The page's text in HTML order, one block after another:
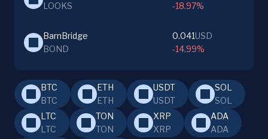
LOOKS
-18.97%
BarnBridge
BOND
0.041USD
-14.99%
BTC
BTC
ETH
ETH
USDT
USDT
SOL
SOL
LTC
LTC
TON
TON
XRP
XRP
ADA
ADA